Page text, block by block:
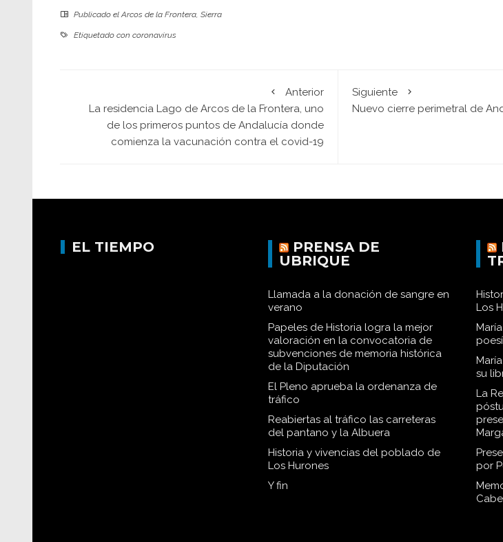
Publicado el Arcos de la Frontera Sierra
Etiquetado con coronavirus
Anterior
La residencia Lago de Arcos de la Frontera, uno
de los primeros puntos de Andalucía donde
comienza la vacunación contra el covid-19
Siguiente
Nuevo cierre perimetral de
EL TIEMPO
PRENSA DE
UBRIQUE
Llamada a la donación de sangre en
verano
Papeles de Historia logra la mejor
valoración en la convocatoria de
subvenciones de memoria histórica
de la Diputación
El Pleno aprueba la ordenanza de
tráfico
Reabiertas al tráfico las carreteras
del pantano y la Albuera
Historia y vivencias del poblado de
Los Hurones
Y fin
Los
su
La
por